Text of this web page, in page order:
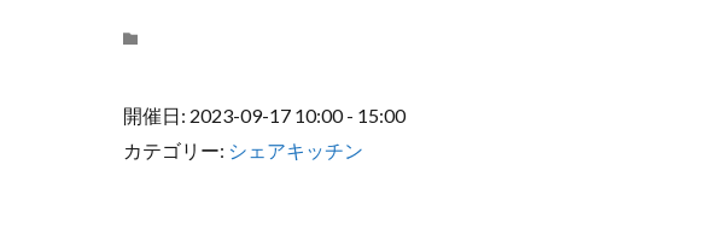
開催日: 2023-09-17 10:00 - 15:00
カテゴリー: シェアキッチン